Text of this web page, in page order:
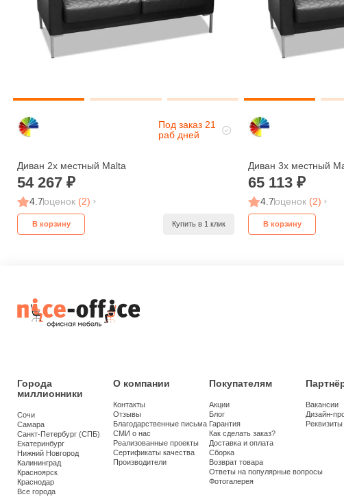
Под заказ 21
раб дней
Диван 2х местный Malta
54 267
4.7оценок (2)
В корзину Купить в 1 клик
Диван 3х местный
65 113
4.7оценок (2)
В корзину
Города
миллионники
Сочи
Самара
Санкт-Петербург (СПБ)
Екатеринбург
Нижний Новгород
Калининград
Красноярск
Краснодар
Все города
О компании
Контакты
Отзывы
Благодарственные письма
СМИ о нас
Реализованные проекты
Сертификаты качества
Производители
Покупателям
Акции
Блог
Гарантия
Как сделать заказ?
Доставка и оплата
Сборка
Возврат товара
Ответы на популярные вопросы
Фотогалерея
Вакансии
Дизайн-
Реквизиты